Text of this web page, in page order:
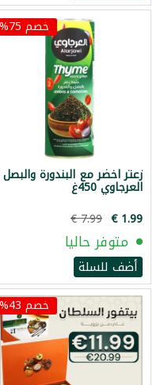
خصم 75%
زعتر اخضر مع البندورة والبصل
العرجاوي 450غ
متوفر حاليا
أضف للسلة
خصم 43%